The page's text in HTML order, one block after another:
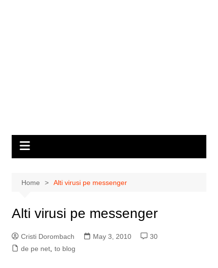
Home Alti virusi pe messenger
Alti virusi pe messenger
Cristi Dorombach May 3, 2010
30
de pe net, to blog